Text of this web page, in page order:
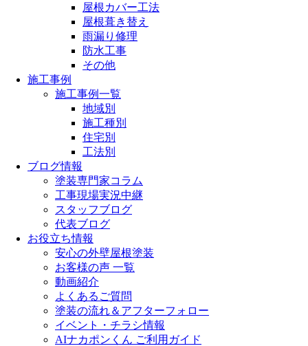
屋根カバー工法
屋根葺き替え
雨漏り修理
防水工事
その他
施工事例
施工事例一覧
地域別
施工種別
住宅別
工法別
ブログ情報
塗装専門家コラム
工事現場実況中継
スタッフブログ
代表ブログ
お役立ち情報
安心の外壁屋根塗装
お客様の声 一覧
動画紹介
よくあるご質問
塗装の流れ＆アフターフォロー
イベント・チラシ情報
AIナカポンくん ご利用ガイド